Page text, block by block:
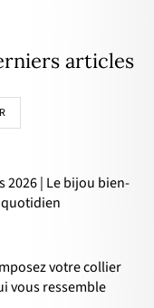
articles
2026 | Le bijou bien-
votre collier
vous ressemble